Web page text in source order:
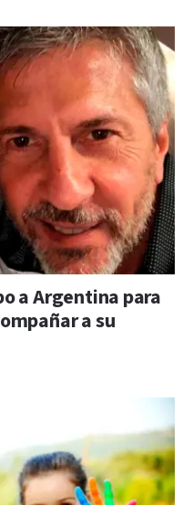
a Argentina para
a su